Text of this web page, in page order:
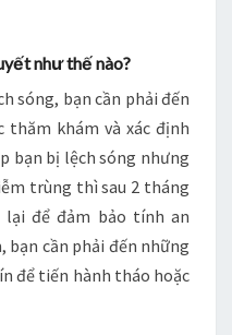
như thế nào?
sóng, bạn cần phải đến
thăm khám và xác định
bạn bị lệch sóng nhưng
trùng thì sau 2 tháng
để đảm bảo tính an
bạn cần phải đến những
để tiến hành tháo hoặc